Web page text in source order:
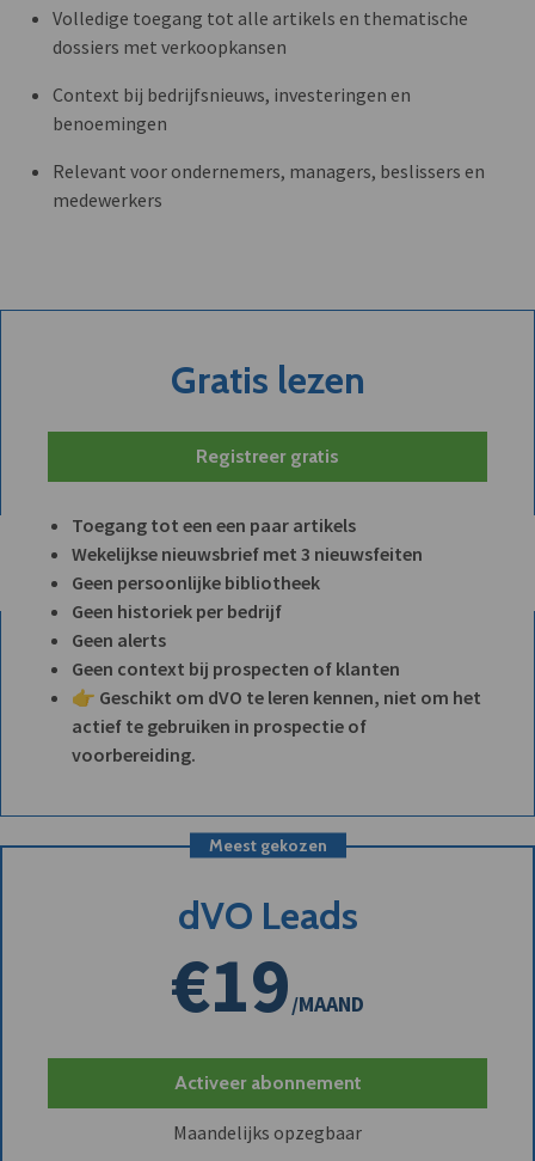
Volledige toegang tot alle artikels en thematische
dossiers met verkoopkansen
Context bij bedrijfsnieuws, investeringen en
benoemingen
Relevant voor ondernemers, managers, beslissers en
medewerkers
Gratis lezen
Registreer gratis
Toegang tot een een paar artikels
Wekelijkse nieuwsbrief met 3 nieuwsfeiten
Geen persoonlijke bibliotheek
Geen historiek per bedrijf
Geen alerts
Geen context bij prospecten of klanten
👉 Geschikt om dVO te leren kennen, niet om het
actief te gebruiken in prospectie of
voorbereiding.
Meest gekozen
dVO Leads
€19/MAAND
Activeer abonnement
Maandelijks opzegbaar